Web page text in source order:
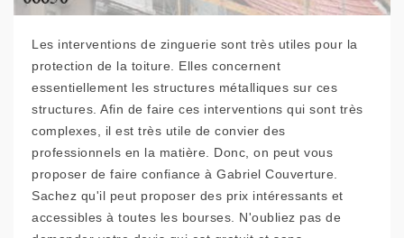
Les interventions de zinguerie sont très utiles pour la
protection de la toiture. Elles concernent
essentiellement les structures métalliques sur ces
structures. Afin de faire ces interventions qui sont très
complexes, il est très utile de convier des
professionnels en la matière. Donc, on peut vous
proposer de faire confiance à Gabriel Couverture.
Sachez qu'il peut proposer des prix intéressants et
accessibles à toutes les bourses. N'oubliez pas de